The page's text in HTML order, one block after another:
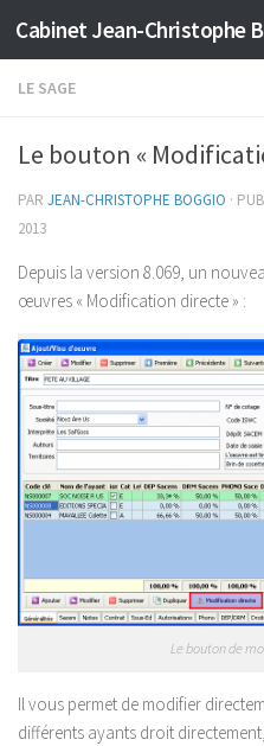
Skip to content
Cabinet Jean-Christophe
LE SAGE
Le bouton «
PAR JEAN-CHRISTOPHE BOGGIO ·
2013
Depuis la version 8.069, un
œuvres « Modification directe » :
Le bouton de
Il vous permet de modifier
différents ayants droit